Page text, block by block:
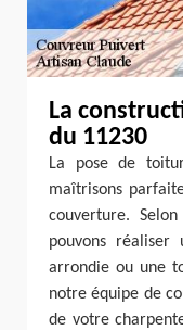
La
du 11230
La pose de
maîtrisons
couverture.
pouvons
arrondie ou une
notre équipe de
de votre